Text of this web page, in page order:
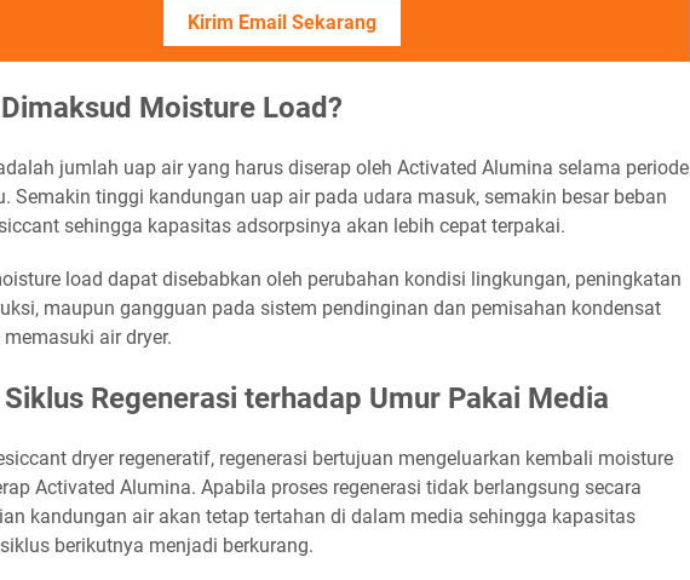
Kirim Email Sekarang
Moisture Load?
jumlah uap air yang harus diserap oleh Activated Alumina selama periode
Semakin tinggi kandungan uap air pada udara masuk, semakin besar beban
sehingga kapasitas adsorpsinya akan lebih cepat terpakai.
load dapat disebabkan oleh perubahan kondisi lingkungan, peningkatan
maupun gangguan pada sistem pendinginan dan pemisahan kondensat
air dryer.
Regenerasi terhadap Umur Pakai Media
dryer regeneratif, regenerasi bertujuan mengeluarkan kembali moisture
Activated Alumina. Apabila proses regenerasi tidak berlangsung secara
kandungan air akan tetap tertahan di dalam media sehingga kapasitas
berikutnya menjadi berkurang.